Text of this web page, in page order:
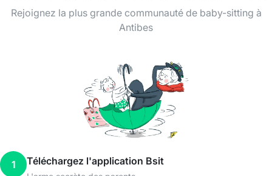
Rejoignez la plus grande communauté de baby-sitting à
Antibes
1 Téléchargez l'application Bsit